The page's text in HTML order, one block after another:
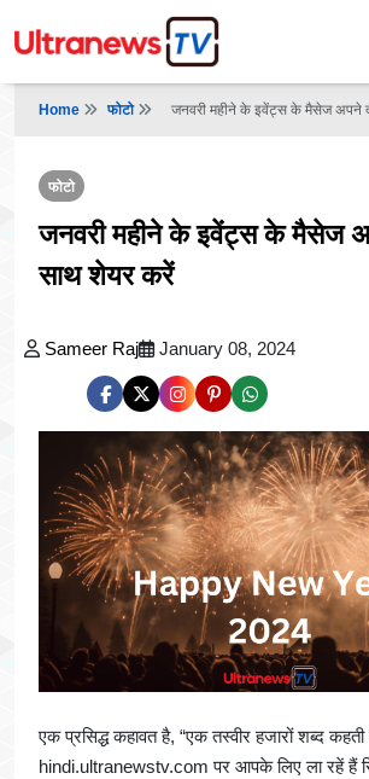
Home फोटो जनवरी महीने के इवेंट्स के मैसेज अपने
फोटो
जनवरी महीने के इवेंट्स के मैसेज
साथ शेयर करें
Sameer Raj January 08, 2024
एक प्रसिद्ध कहावत है, “एक तस्वीर हजारों शब्द
hindi.ultranewstv.com पर आपके लिए ला रहें हैं